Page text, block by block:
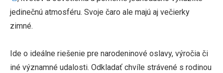
jedinečnú atmosféru. Svoje čaro ale majú aj večierky
zimné.
Ide o ideálne riešenie pre narodeninové oslavy, výročia či
iné významné udalosti. Odkladať chvíle strávené s rodinou